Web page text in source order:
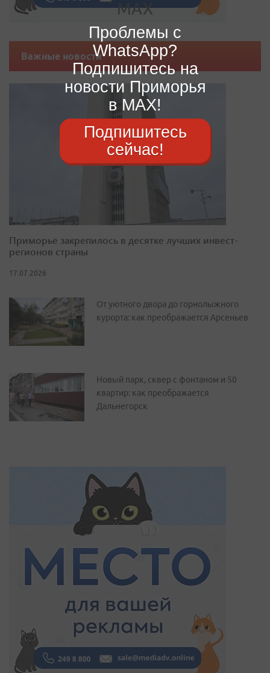
Важные новости
Приморье закрепилось в десятке лучших инвест-
регионов страны
17.07.2026
От уютного двора до горнолыжного
курорта: как преображается Арсеньев
Новый парк, сквер с фонтаном и 50
квартир: как преображается
Дальнегорск
Проблемы с
WhatsApp?
Подпишитесь на
новости Приморья
в MAX!
Подпишитесь
сейчас!